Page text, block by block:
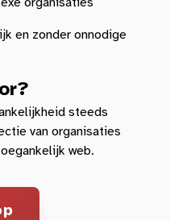
en zonder onnodige
steeds
van organisaties
web.